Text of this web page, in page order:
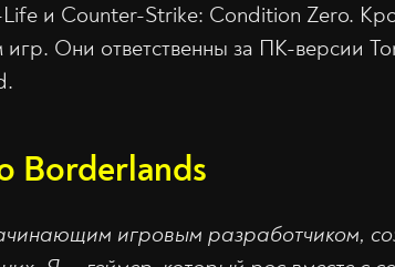
и Counter-Strike: Condition Zero.
Они ответственны за ПК-версии
Borderlands
игровым разработчиком,